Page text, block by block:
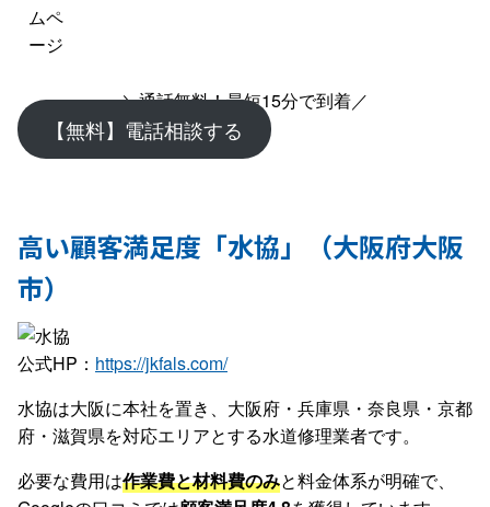
ムペ
ージ
＼通話無料！最短15分で到着／
【無料】電話相談する
高い顧客満足度「水協」（大阪府大阪
市）
公式HP： https://jkfals.com/
水協は大阪に本社を置き、大阪府・兵庫県・奈良県・京都
府・滋賀県を対応エリアとする水道修理業者です。
必要な費用は作業費と材料費のみと料金体系が明確で、